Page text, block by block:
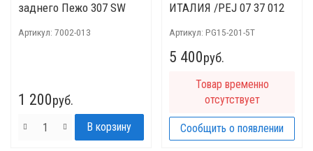
заднего Пежо 307 SW
Артикул: 7002-013
1 200руб.
ИТАЛИЯ /PEJ 07 37 012
Артикул: PG15-201-5T
5 400руб.
Товар временно
отсутствует
Сообщить о появлении